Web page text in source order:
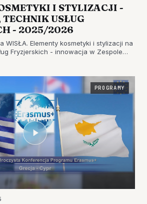
I STYLIZACJI -
USŁUG
- 2025/2026
WISŁA. Elementy kosmetyki i stylizacji na
Fryzjerskich - innowacja w Zespole
PROGRAMY